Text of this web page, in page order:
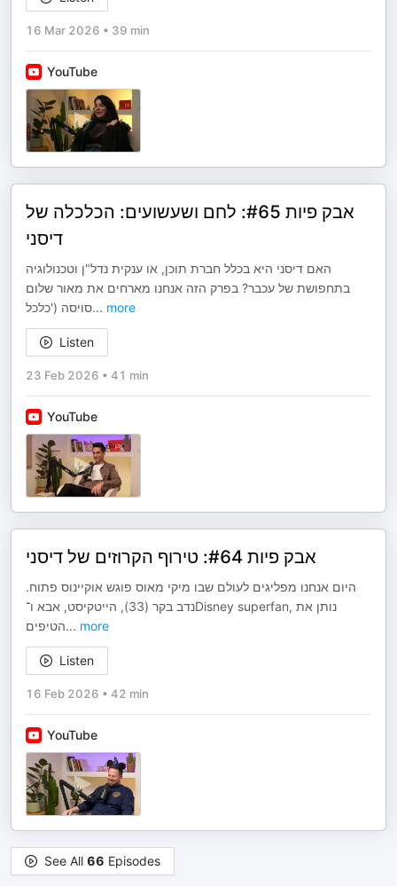
16 Mar 2026 • 39 min
YouTube
אבק פיות #65: לחם ושעשועים: הכלכלה של
דיסני
האם דיסני היא בכלל חברת תוכן, או ענקית נדל"ן וטכנולוגיה
בתחפושת של עכבר? בפרק הזה אנחנו מארחים את מאור שלום
סויסה ('כלכל... more
Listen
23 Feb 2026 • 41 min
YouTube
אבק פיות #64: טירוף הקרוזים של דיסני
היום אנחנו מפליגים לעולם שבו מיקי מאוס פוגש אוקיינוס פתוח.
נדב בקר (33), הייטקיסט, אבא ו־Disney superfan, נותן את
הטיפים... more
Listen
16 Feb 2026 • 42 min
YouTube
See All 66 Episodes